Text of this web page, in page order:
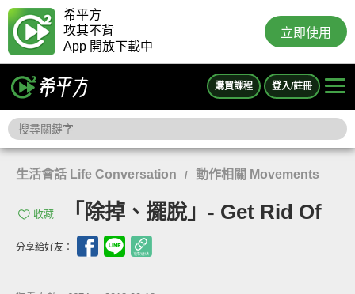
希平方
攻其不背
App 開放下載中
立即使用
購買課程 登入/註冊
生活會話 Life Conversation / 動作相關 Movements
收藏 「除掉、擺脫」- Get Rid Of
分享給好友：